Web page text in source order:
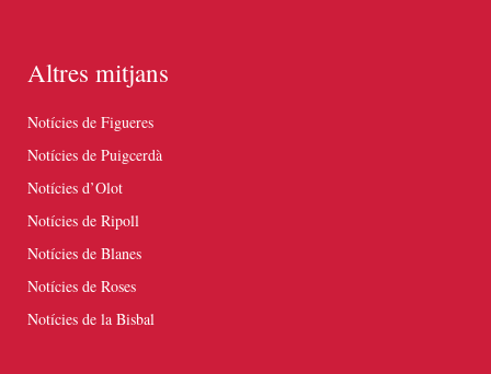
Altres mitjans
Notícies de Figueres
Notícies de Puigcerdà
Notícies d’Olot
Notícies de Ripoll
Notícies de Blanes
Notícies de Roses
Notícies de la Bisbal